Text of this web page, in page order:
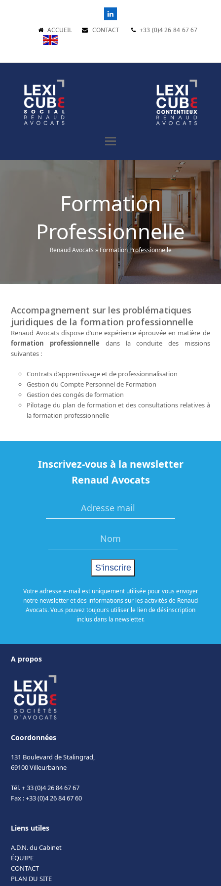
LinkedIn
ACCUEIL CONTACT +33 (0)4 26 84 67 67
Formation
Professionnelle
Renaud Avocats » Formation Professionnelle
Accompagnement sur les problématiques
juridiques de la formation professionnelle
Renaud Avocats dispose d’une expérience éprouvée en matière de
formation professionnelle dans la conduite des missions
suivantes :
Contrats d’apprentissage et de professionnalisation
Gestion du Compte Personnel de Formation
Gestion des congés de formation
Pilotage du plan de formation et des consultations relatives à
la formation professionnelle
Inscrivez-vous à la newsletter
Renaud Avocats
Votre adresse e-mail est uniquement utilisée pour vous envoyer
notre newsletter et des informations sur les activités de Renaud
Avocats. Vous pouvez toujours utiliser le lien de désinscription
inclus dans la newsletter.
A propos
Coordonnées
131 Boulevard de Stalingrad,
69100 Villeurbanne
Tél. + 33 (0)4 26 84 67 67
Fax : +33 (0)4 26 84 67 60
Liens utiles
A.D.N. du Cabinet
ÉQUIPE
CONTACT
PLAN DU SITE